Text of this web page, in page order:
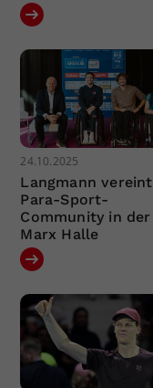
24.10.2025
Langmann vereint
Para-Sport-
Community in der
Marx Halle